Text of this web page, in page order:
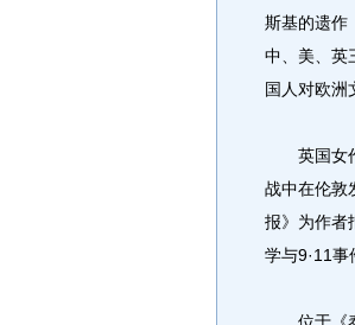
斯基的遗作
中、美、英
国人对欧洲
英国女作
战中在伦敦
报》为作者
学与9·11事